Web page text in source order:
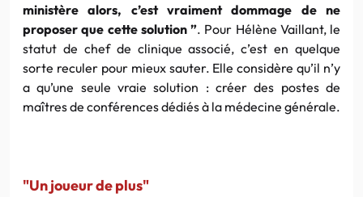
ministère alors, c’est vraiment dommage de ne
proposer que cette solution ”. Pour Hélène Vaillant, le
statut de chef de clinique associé, c’est en quelque
sorte reculer pour mieux sauter. Elle considère qu’il n’y
a qu’une seule vraie solution : créer des postes de
maîtres de conférences dédiés à la médecine générale.
"Un joueur de plus"